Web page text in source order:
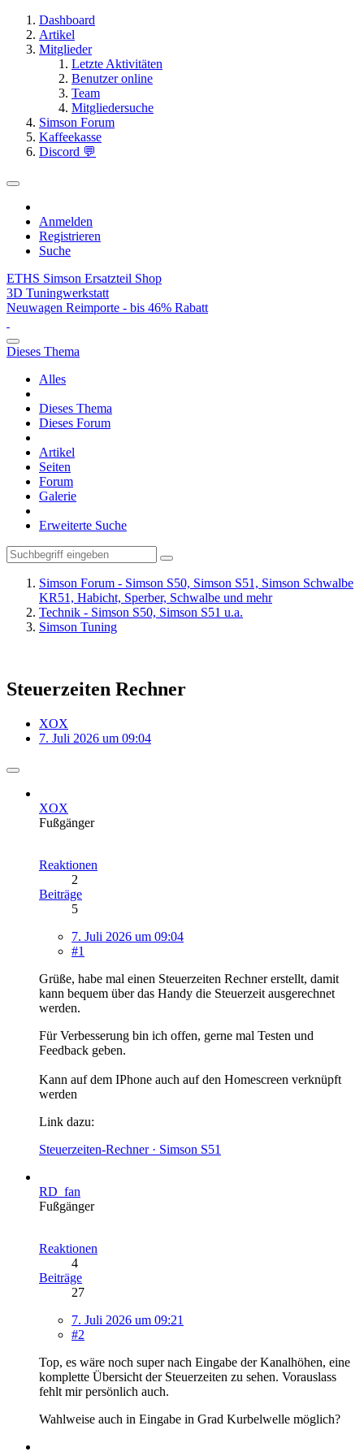
Dashboard
Artikel
Mitglieder
Letzte Aktivitäten
Benutzer online
Team
Mitgliedersuche
Simson Forum
Kaffeekasse
Discord 💬
Anmelden
Registrieren
Suche
ETHS Simson Ersatzteil Shop
3D Tuningwerkstatt
Neuwagen Reimporte - bis 46% Rabatt
Dieses Thema
Alles
Dieses Thema
Dieses Forum
Artikel
Seiten
Forum
Galerie
Erweiterte Suche
Simson Forum - Simson S50, Simson S51, Simson Schwalbe
KR51, Habicht, Sperber, Schwalbe und mehr
Technik - Simson S50, Simson S51 u.a.
Simson Tuning
Steuerzeiten Rechner
XOX
7. Juli 2026 um 09:04
XOX
Fußgänger
Reaktionen
2
Beiträge
5
7. Juli 2026 um 09:04
#1
Grüße, habe mal einen Steuerzeiten Rechner erstellt, damit
kann bequem über das Handy die Steuerzeit ausgerechnet
werden.
Für Verbesserung bin ich offen, gerne mal Testen und
Feedback geben.
Kann auf dem IPhone auch auf den Homescreen verknüpft
werden
Link dazu:
Steuerzeiten-Rechner · Simson S51
RD_fan
Fußgänger
Reaktionen
4
Beiträge
27
7. Juli 2026 um 09:21
#2
Top, es wäre noch super nach Eingabe der Kanalhöhen, eine
komplette Übersicht der Steuerzeiten zu sehen. Vorauslass
fehlt mir persönlich auch.
Wahlweise auch in Eingabe in Grad Kurbelwelle möglich?